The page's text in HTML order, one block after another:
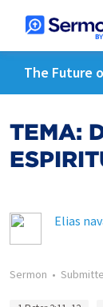
The Future
TEMA:
Elias
Sermon •